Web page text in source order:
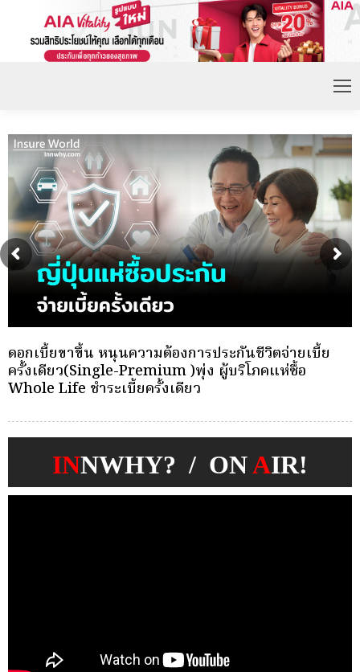
กองทุนประกันวินาศภัย (กปว.) ประกาศเปิดรับสมัคร
บุคคลเพื่อตัดเลือกและแต่งตั้งให้ดำรงตำแหน่งผู้จัดการ
กองทุนประกันวินาศภัย
INNWHY? / ONAIR!